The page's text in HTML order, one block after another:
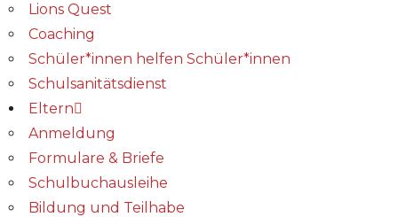
Lions Quest
Coaching
Schüler*innen helfen Schüler*innen
Schulsanitätsdienst
Eltern
Anmeldung
Formulare & Briefe
Schulbuchausleihe
Bildung und Teilhabe